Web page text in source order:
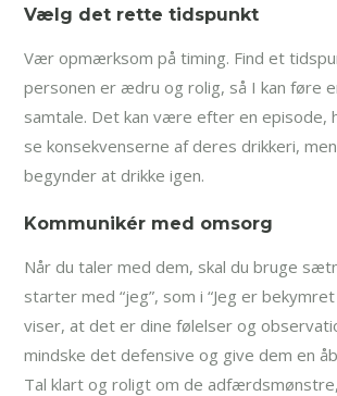
Vælg det rette tidspunkt
Vær opmærksom på timing. Find et
personen er ædru og rolig, så I kan føre
samtale. Det kan være efter en episode,
se konsekvenserne af deres drikkeri,
begynder at drikke igen.
Kommunikér med omsorg
Når du taler med dem, skal du bruge
starter med “jeg”, som i “Jeg er
viser, at det er dine følelser og
mindske det defensive og give dem en
Tal klart og roligt om de